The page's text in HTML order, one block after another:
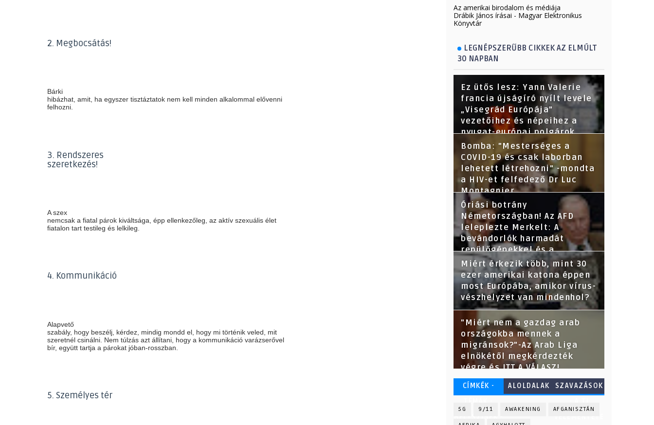
2. Megbocsátás!
Bárki
hibázhat, amit, ha egyszer tisztáztatok nem kell minden alkalommal elővenni
felhozni.
3. Rendszeres
szeretkezés!
A szex
nemcsak a fiatal párok kiváltsága, épp ellenkezőleg, az aktív szexuális élet
fiatalon tart testileg és lelkileg.
4. Kommunikáció
Alapvető
szabály, hogy beszélj, kérdez, mindig mondd el, hogy mi történik veled, mit
szeretnél csinálni. Nem túlzás azt állítani, hogy a kommunikáció varázserővel
bír, együtt tartja a párokat jóban-rosszban.
5. Személyes tér
Az amerikai birodalom és médiája
Drábik János írásai - Magyar Elektronikus
Könyvtár
LEGNÉPSZERŰBB CIKKEK AZ ELMÚLT
30 NAPBAN
Ez ütős lesz: Yann Valerie
francia újságíró nyílt levele
„Visegrád Európája”
vezetőihez és népeihez a
nyugat-európai polgárok
nevében - Segítsetek!
Bomba: "Mesterséges a
COVID-19 és csak laborban
lehetett létrehozni" -mondta
a HIV-et felfedező Dr Luc
Montagnier
Óriási botrány
Németországban! Az AFD
leleplezte Merkelt: A
bevándorlók harmadát
repülőgépekkel és a
törvényeket megsértve
hozták be-derült ki az adatok
kikérése után.
Miért érkezik több, mint 30
ezer amerikai katona éppen
most Európába, amikor vírus-
vészhelyzet van mindenhol?
"Miért nem a gazdag arab
országokba mennek a
migránsok?"-Az Arab Liga
elnökétől megkérdezték
végre és ITT A VÁLASZ!
CÍMKÉK -
ALOLDALAK
SZAVAZÁSOK
5G 9/11 AWAKENING AFGANISZTÁN